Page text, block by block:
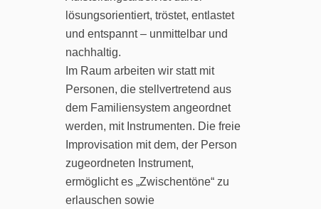
lösungsorientiert, tröstet, entlastet
und entspannt – unmittelbar und
nachhaltig.
Im Raum arbeiten wir statt mit
Personen, die stellvertretend aus
dem Familiensystem angeordnet
werden, mit Instrumenten. Die freie
Improvisation mit dem, der Person
zugeordneten Instrument,
ermöglicht es „Zwischentöne“ zu
erlauschen sowie